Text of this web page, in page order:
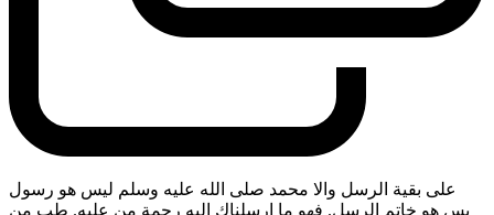
على بقية الرسل والا محمد صلى الله عليه وسلم ليس هو رسول
بس هو خاتم الرسل. فهو ما ارسلناك اليه رحمة من عليه. طب من